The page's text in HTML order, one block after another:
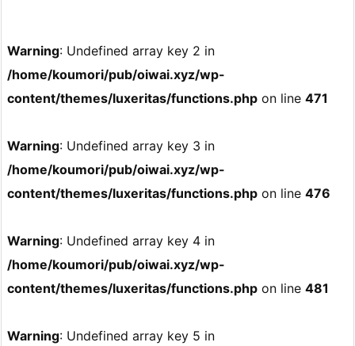
Warning: Undefined array key 2 in
/home/koumori/pub/oiwai.xyz/wp-
content/themes/luxeritas/functions.php on line 471
Warning: Undefined array key 3 in
/home/koumori/pub/oiwai.xyz/wp-
content/themes/luxeritas/functions.php on line 476
Warning: Undefined array key 4 in
/home/koumori/pub/oiwai.xyz/wp-
content/themes/luxeritas/functions.php on line 481
Warning: Undefined array key 5 in